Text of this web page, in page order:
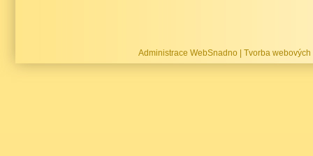
Administrace WebSnadno |Tvorba